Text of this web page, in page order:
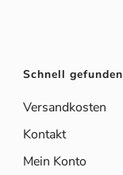
Schnell gefunden
Versandkosten
Kontakt
Mein Konto